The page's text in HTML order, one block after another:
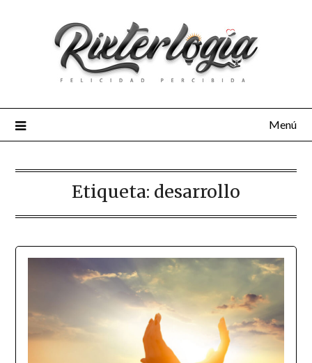
Menú
Etiqueta: desarrollo